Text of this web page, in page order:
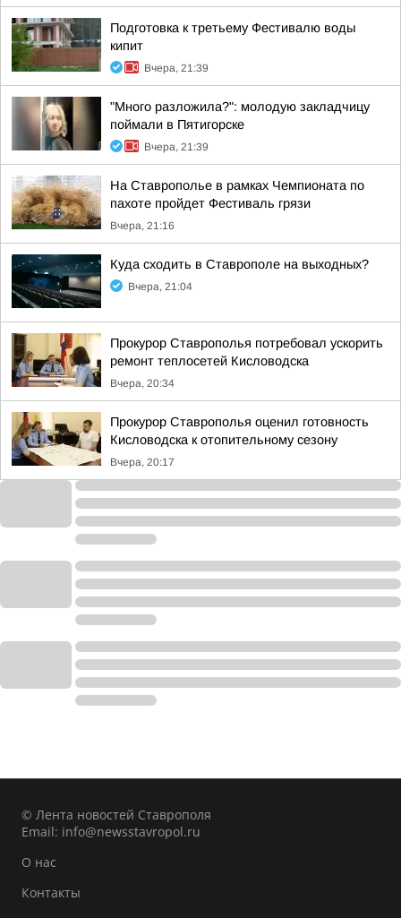
Подготовка к третьему Фестивалю воды
кипит
Вчера, 21:39
"Много разложила?": молодую закладчицу
поймали в Пятигорске
Вчера, 21:39
На Ставрополье в рамках Чемпионата по
пахоте пройдет Фестиваль грязи
Вчера, 21:16
Куда сходить в Ставрополе на выходных?
Вчера, 21:04
Прокурор Ставрополья потребовал ускорить
ремонт теплосетей Кисловодска
Вчера, 20:34
Прокурор Ставрополья оценил готовность
Кисловодска к отопительному сезону
Вчера, 20:17
© Лента новостей Ставрополя
Email: info@newsstavropol.ru
О нас
Контакты